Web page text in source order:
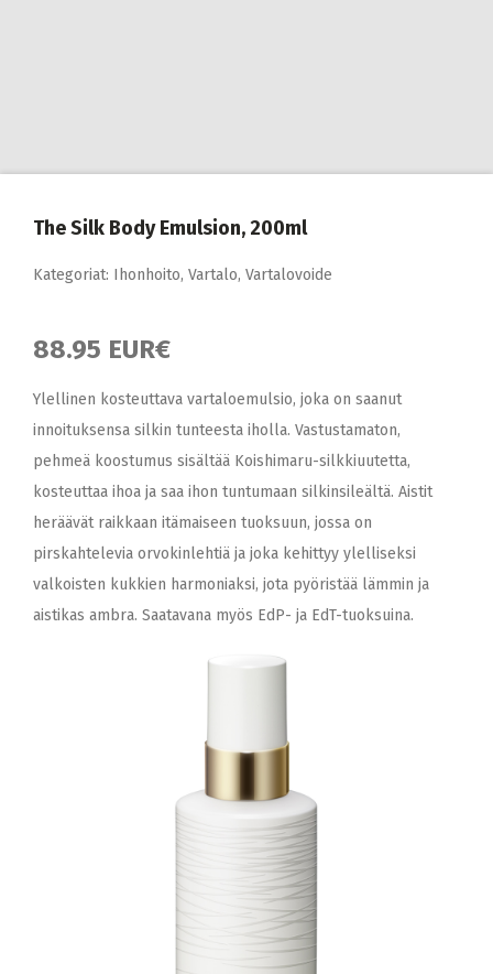
The Silk Body Emulsion, 200ml
Kategoriat: Ihonhoito, Vartalo, Vartalovoide
88.95 EUR€
Ylellinen kosteuttava vartaloemulsio, joka on saanut
innoituksensa silkin tunteesta iholla. Vastustamaton,
pehmeä koostumus sisältää Koishimaru-silkkiuutetta,
kosteuttaa ihoa ja saa ihon tuntumaan silkinsileältä. Aistit
heräävät raikkaan itämaiseen tuoksuun, jossa on
pirskahtelevia orvokinlehtiä ja joka kehittyy ylelliseksi
valkoisten kukkien harmoniaksi, jota pyöristää lämmin ja
aistikas ambra. Saatavana myös EdP- ja EdT-tuoksuina.